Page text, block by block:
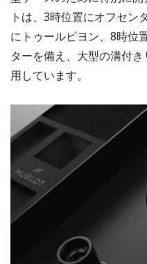
トは、3時位置にオフセン
にトゥールビヨン、8時位
ターを備え、大型の溝付
用しています。